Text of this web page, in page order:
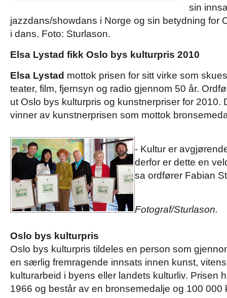
sin
jazzdans/showdans i Norge og sin betydning for
i dans. Foto: Sturlason.
Elsa Lystad fikk Oslo bys kulturpris 2010
Elsa Lystad mottok prisen for sitt virke som
teater, film, fjernsyn og radio gjennom 50 år.
ut Oslo bys kulturpris og kunstnerpriser for 2010.
vinner av kunstnerprisen som mottok
- Kultur er
derfor er dette en
sa ordfører Fabian
Fotograf/Sturlason.
Oslo bys kulturpris
Oslo bys kulturpris tildeles en person som
en særlig fremragende innsats innen kunst,
kulturarbeid i byens eller landets kulturliv. Prisen
1966 og består av en bronsemedalje og 100 000